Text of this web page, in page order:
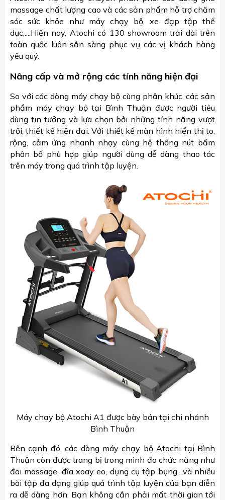
massage chất lượng cao và các sản phẩm hỗ trợ chăm
sóc sức khỏe như máy chạy bộ, xe đạp tập thể
dục,....Hiện nay, Atochi có 130 showroom trải dài trên
toàn quốc luôn sẵn sàng phục vụ các vị khách hàng
yêu quý.
Nâng cấp và mở rộng các tính năng hiện đại
So với các dòng máy chạy bộ cùng phân khúc, các sản
phẩm máy chạy bộ tại Bình Thuận được người tiêu
dùng tin tưởng và lựa chọn bởi những tính năng vượt
trội, thiết kế hiện đại. Với thiết kế màn hình hiển thị to,
rộng, cảm ứng nhanh nhạy cùng hệ thống nút bấm
phân bố phù hợp giúp người dùng dễ dàng thao tác
trên máy trong quá trình tập luyện.
Máy chạy bộ Atochi A1 được bày bán tại chi nhánh
Bình Thuận
Bên cạnh đó, các dòng máy chạy bộ Atochi tại Bình
Thuận còn được trang bị trong mình đa chức năng như
đai massage, đĩa xoay eo, dụng cụ tập bụng,...và nhiều
bài tập đa dạng giúp quá trình tập luyện của bạn diễn
ra dễ dàng hơn. Bạn không cần phải mất thời gian tới